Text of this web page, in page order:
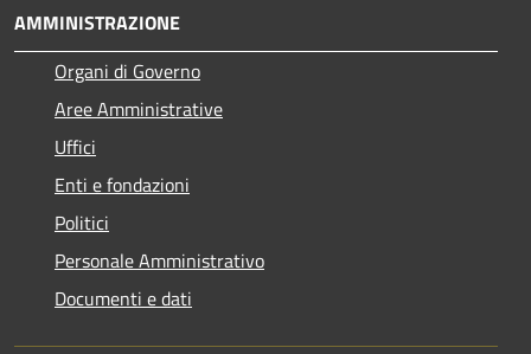
AMMINISTRAZIONE
Organi di Governo
Aree Amministrative
Uffici
Enti e fondazioni
Politici
Personale Amministrativo
Documenti e dati